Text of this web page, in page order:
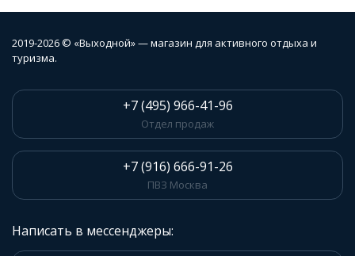
2019-2026 © «Выходной» — магазин для активного отдыха и
туризма.
+7 (495) 966-41-96
Отдел продаж
+7 (916) 666-91-26
ПВЗ Москва
Написать в мессенджеры: